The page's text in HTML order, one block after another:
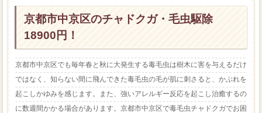
京都市中京区のチャドクガ・毛虫駆除
18900円！
京都市中京区でも毎年春と秋に大発生する毒毛虫は樹木に害を与えるだけ
ではなく、知らない間に飛んできた毒毛虫の毛が肌に刺さると、かぶれを
起こしかゆみを感じます。また、強いアレルギー反応を起こし治癒するの
に数週間かかる場合があります。京都市中京区で毒毛虫チャドクガでお困